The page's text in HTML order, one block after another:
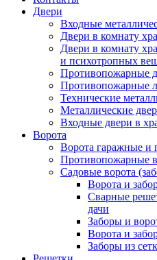
Двери
Входные
Двери в комнату
Двери в комнату
и психотропных
Противопожарные
Противопожарные
Технические
Металлические
Входные двери в
Ворота
Ворота гаражные
Противопожарные
Садовые ворота
Ворота и
Сварные
дачи
Заборы и
Ворота и
Заборы из